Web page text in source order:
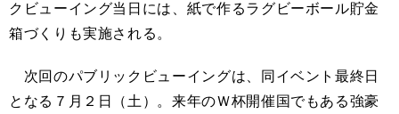
クビューイング当日には、紙で作るラグビーボール貯金
箱づくりも実施される。
次回のパブリックビューイングは、同イベント最終日
となる７月２日（土）。来年のＷ杯開催国でもある強豪